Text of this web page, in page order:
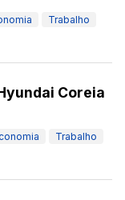
Trabalho
Coreia
Trabalho